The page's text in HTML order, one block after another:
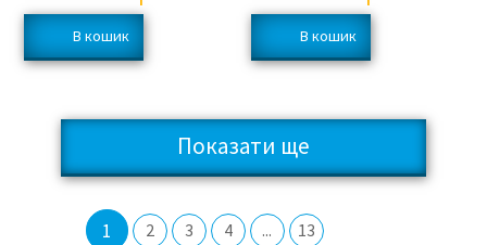
Показати ще
1 2 3 4 ... 13